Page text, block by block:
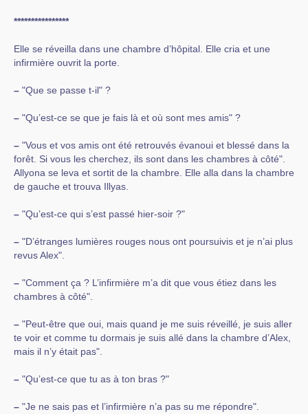
****************
Elle se réveilla dans une chambre d’hôpital. Elle cria et une
infirmière ouvrit la porte.
– "Que se passe t-il" ?
– "Qu’est-ce se que je fais là et où sont mes amis" ?
– "Vous et vos amis ont été retrouvés évanoui et blessé dans la
forêt. Si vous les cherchez, ils sont dans les chambres à côté".
Allyona se leva et sortit de la chambre. Elle alla dans la chambre
de gauche et trouva Illyas.
– "Qu’est-ce qui s’est passé hier-soir ?"
– "D’étranges lumières rouges nous ont poursuivis et je n’ai plus
revus Alex".
– "Comment ça ? L’infirmière m’a dit que vous étiez dans les
chambres à côté".
– "Peut-être que oui, mais quand je me suis réveillé, je suis aller
te voir et comme tu dormais je suis allé dans la chambre d’Alex,
mais il n’y était pas".
– "Qu’est-ce que tu as à ton bras ?"
– "Je ne sais pas et l’infirmière n’a pas su me répondre".